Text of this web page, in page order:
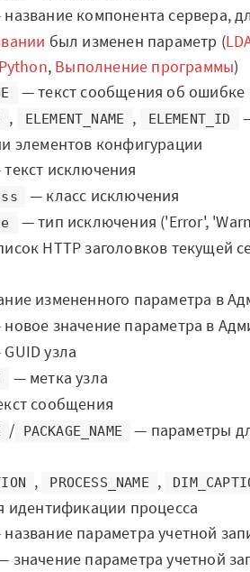
программа
портал
компонента сервера,
был изменен параметр (
Python, Выполнение программы)
— текст сообщения об ошибке
, ELEMENT_NAME , ELEMENT_ID
элементов конфигурации
исключения
— класс исключения
— тип исключения ('Error',
HTTP заголовков текущей
измененного параметра в
значение параметра в
узла
— метка узла
сообщения
/ PACKAGE_NAME
— параметры
, PROCESS_NAME ,
идентификации процесса
параметра учетной
значение параметра учетной